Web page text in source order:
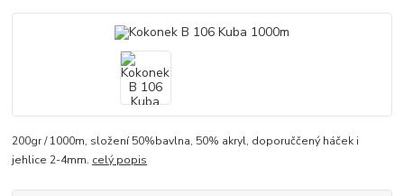
200gr / 1000m, složení 50%bavlna, 50% akryl, doporuččený háček i
jehlice 2-4mm. celý popis